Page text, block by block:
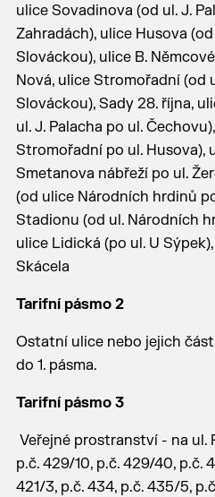
ulice Sovadinova (od ul. J.
Zahradách), ulice Husova
Slováckou), ulice B.
Nová, ulice Stromořadní (od
Slováckou), Sady 28. října,
ul. J. Palacha po ul.
Stromořadní po ul. Husova),
Smetanova nábřeží po ul.
(od ulice Národních hrdinů
Stadionu (od ul. Národních
ulice Lidická (po ul. U Sýpek),
Skácela
Tarifní pásmo 2
Ostatní ulice nebo jejich
do 1. pásma.
Tarifní pásmo 3
Veřejné prostranství - na ul.
p.č. 429/10, p.č. 429/40, p.č.
421/3, p.č. 434, p.č. 435/5,